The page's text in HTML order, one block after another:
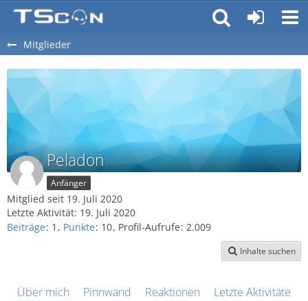
Mitglieder
Peladon
Anfänger
Mitglied seit 19. Juli 2020
Letzte Aktivität: 19. Juli 2020
Beiträge 1 Punkte 10 Profil-Aufrufe 2.009
Inhalte suchen
Über mich Pinnwand Reaktionen Letzte Aktivitäten